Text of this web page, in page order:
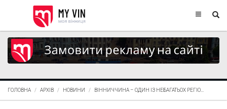
ГОЛОВНА АРХІВ НОВИНИ ВІННИЧЧИНА – ОДИН ІЗ НЕБАГАТЬОХ РЕГІО...